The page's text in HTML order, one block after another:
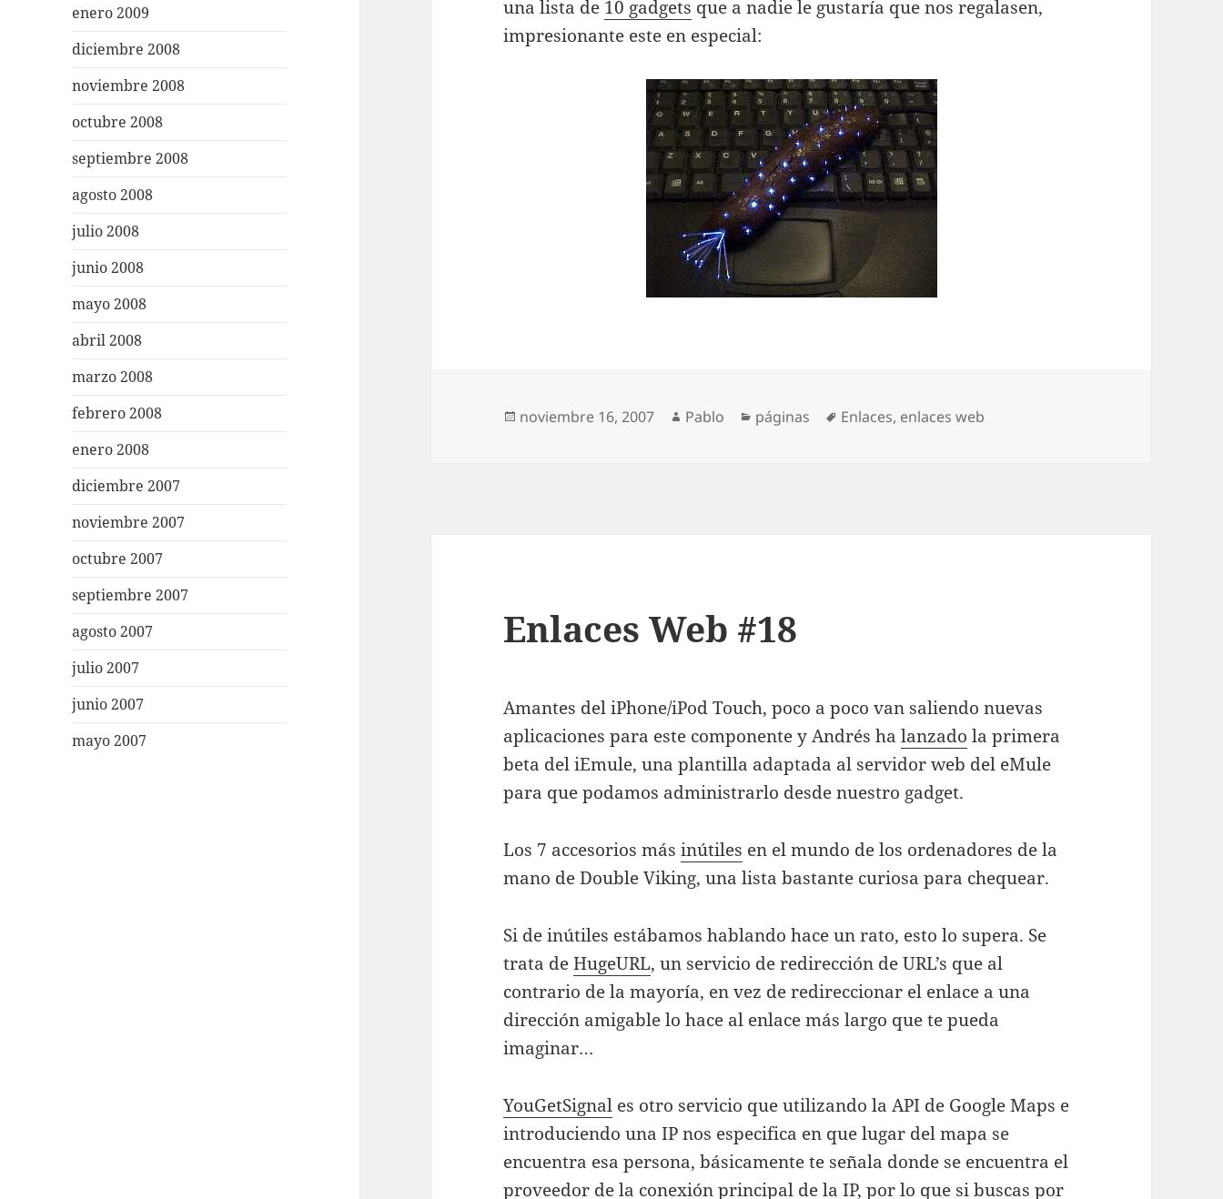
enero 2009
diciembre 2008
noviembre 2008
octubre 2008
septiembre 2008
agosto 2008
julio 2008
junio 2008
mayo 2008
abril 2008
marzo 2008
febrero 2008
enero 2008
diciembre 2007
noviembre 2007
octubre 2007
septiembre 2007
agosto 2007
julio 2007
junio 2007
mayo 2007
una lista de 10 gadgets que a nadie le gustaría que nos regalasen,
impresionante este en especial:
Publicado
noviembre 16, 2007 Autor
Pablo Categorías
páginas Etiquetas
Enlaces, enlaces web
Enlaces Web #18
Amantes del iPhone/iPod Touch, poco a poco van saliendo nuevas
aplicaciones para este componente y Andrés halanzado la primera
beta del iEmule, una plantilla adaptada al servidor web del eMule
para que podamos administrarlo desde nuestro gadget.
Los 7 accesorios másinútiles en el mundo de los ordenadores de la
mano de Double Viking, una lista bastante curiosa para chequear.
Si de inútiles estábamos hablando hace un rato, esto lo supera. Se
trata deHugeURL, un servicio de redirección de URL’s que al
contrario de la mayoría, en vez de redireccionar el enlace a una
dirección amigable lo hace al enlace más largo que te pueda
imaginar…
YouGetSignal es otro servicio que utilizando la API de Google Maps e
introduciendo una IP nos especifica en que lugar del mapa se
encuentra esa persona, básicamente te señala donde se encuentra el
proveedor de la conexión principal de la IP, por lo que si buscas por